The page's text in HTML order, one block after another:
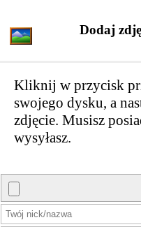
Dodaj
Kliknij w przycisk
swojego dysku, a
zdjęcie. Musisz
wysyłasz.